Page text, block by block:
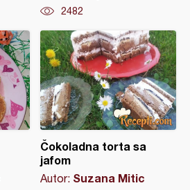
2482
Čokoladna torta sa
jafom
Autor: Suzana Mitic